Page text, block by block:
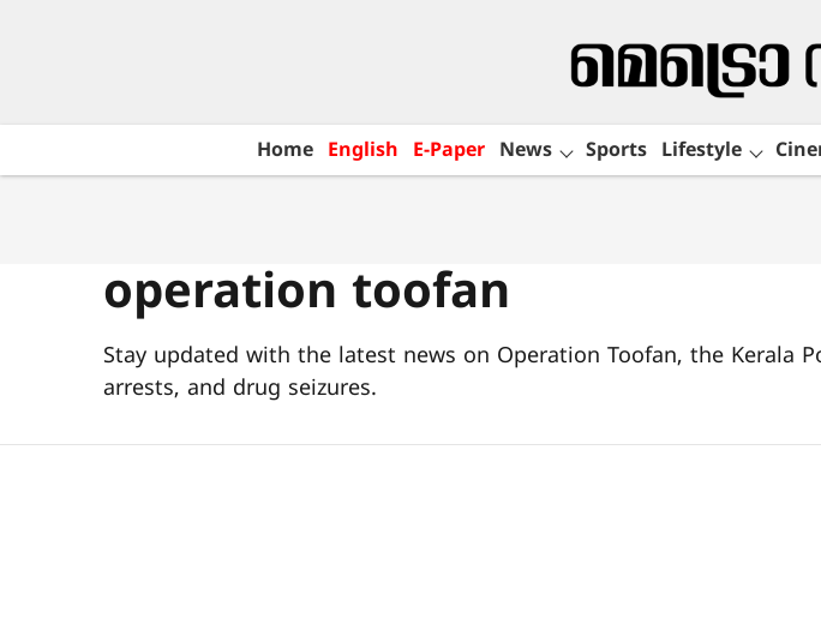
Home English E-Paper News Sports Lifestyle
operation toofan
Stay updated with the latest news on Operation Toofan, the Kerala
arrests, and drug seizures.